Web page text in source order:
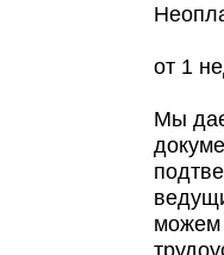
от 1
Мы
можем